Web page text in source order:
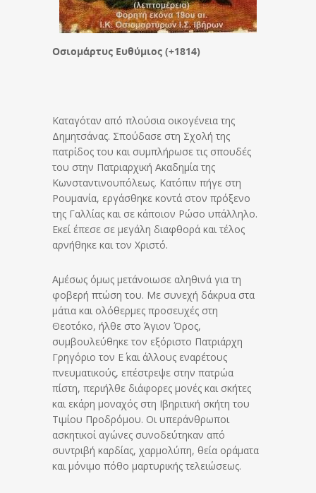
Οσιομάρτυς Ευθύμιος (+1814)
Καταγόταν από πλούσια οικογένεια της
Δημητσάνας. Σπούδασε στη Σχολή της
πατρίδος του και συμπλήρωσε τις σπουδές
του στην Πατριαρχική Ακαδημία της
Κωνσταντινουπόλεως. Κατόπιν πήγε στη
Ρουμανία, εργάσθηκε κοντά στον πρόξενο
της Γαλλίας και σε κάποιον Ρώσο υπάλληλο.
Εκεί έπεσε σε μεγάλη διαφθορά και τέλος
αρνήθηκε και τον Χριστό.
Αμέσως όμως μετάνοιωσε αληθινά για τη
φοβερή πτώση του. Με συνεχή δάκρυα στα
μάτια και ολόθερμες προσευχές στη
Θεοτόκο, ήλθε στο Άγιον Όρος,
συμβουλεύθηκε τον εξόριστο Πατριάρχη
Γρηγόριο τον Ε΄ και άλλους εναρέτους
πνευματικούς, επέστρεψε στην πατρώα
πίστη, περιήλθε διάφορες μονές και σκήτες
και εκάρη μοναχός στη Ιβηριτική σκήτη του
Τιμίου Προδρόμου. Οι υπεράνθρωποι
ασκητικοί αγώνες συνοδεύτηκαν από
συντριβή καρδίας, χαρμολύπη, θεία οράματα
και μόνιμο πόθο μαρτυρικής τελειώσεως.